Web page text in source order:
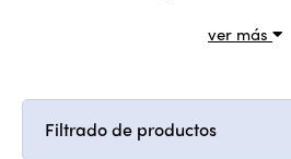
ver más
Filtrado de productos